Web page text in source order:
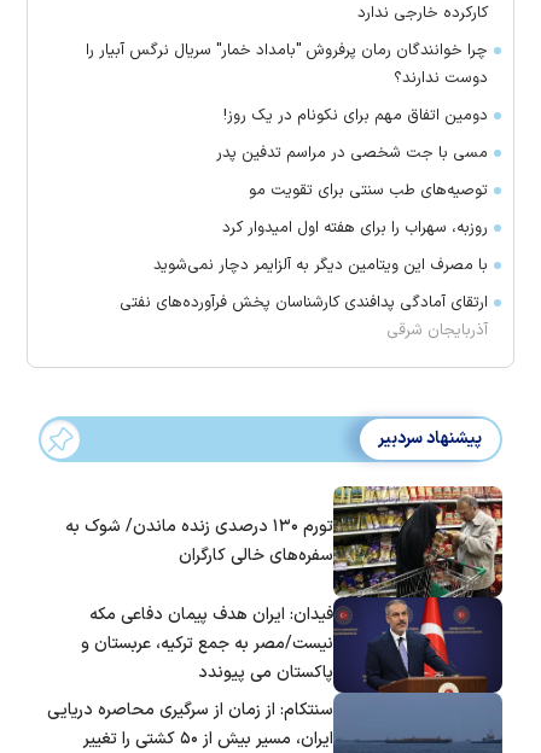
کارکرده خارجی ندارد
چرا خوانندگان رمان پرفروش "بامداد خمار" سریال نرگس آبیار را
دوست ندارند؟
دومین اتفاق مهم برای نکونام در یک روز!
مسی با جت شخصی در مراسم تدفین پدر
توصیه‌های طب سنتی برای تقویت مو
روزبه، سهراب را برای هفته اول امیدوار کرد
با مصرف این ویتامین دیگر به آلزایمر دچار نمی‌شوید
ارتقای آمادگی پدافندی کارشناسان پخش فرآورده‌های نفتی
آذربایجان شرقی
پیشنهاد سردبیر
تورم ۱۳۰ درصدی زنده ماندن/ شوک به
سفره‌های خالی کارگران
فیدان: ایران هدف پیمان دفاعی مکه
نیست/مصر به جمع ترکیه، عربستان و
پاکستان می پیوندد
سنتکام: از زمان از سرگیری محاصره دریایی
ایران، مسیر بیش از ۵۰ کشتی را تغییر